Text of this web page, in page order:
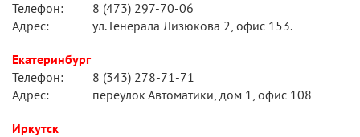
Телефон:
8 (473) 297-70-06
Адрес:
ул. Генерала Лизюкова 2, офис 153.
Екатеринбург
Телефон:
8 (343) 278-71-71
Адрес:
переулок Автоматики, дом 1, офис 108
Иркутск